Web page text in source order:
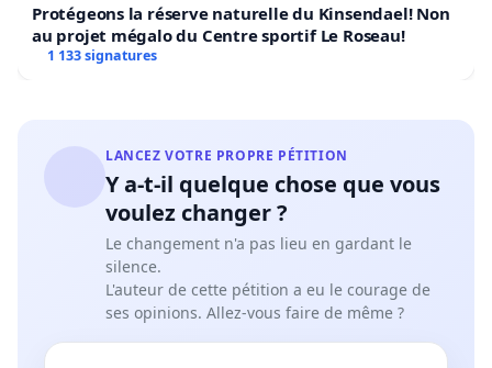
Protégeons la réserve naturelle du Kinsendael! Non
au projet mégalo du Centre sportif Le Roseau!
1 133 signatures
LANCEZ VOTRE PROPRE PÉTITION
Y a-t-il quelque chose que vous
voulez changer ?
Le changement n'a pas lieu en gardant le
silence.
L'auteur de cette pétition a eu le courage de
ses opinions. Allez-vous faire de même ?